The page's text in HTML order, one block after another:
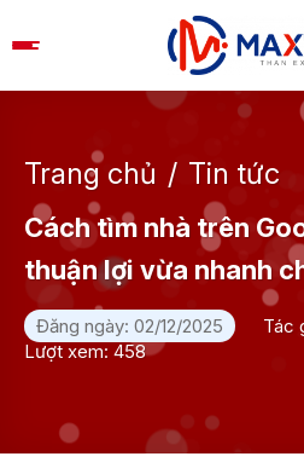
to
Trang chủ / Tin tức
Cách tìm nhà trên
thuận lợi vừa nhanh
Đăng ngày: 02/12/2025
Tác
Lượt xem: 458